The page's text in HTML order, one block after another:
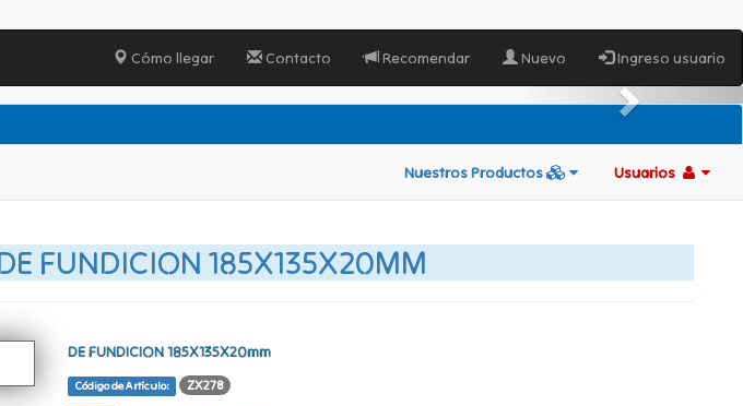
Cómo llegar Contacto Recomendar Nuevo Ingreso usuario
Nuestros Productos Usuarios
FUNDICION 185X135X20MM
DE FUNDICION 185X135X20mm
Código de Artículo: ZX278